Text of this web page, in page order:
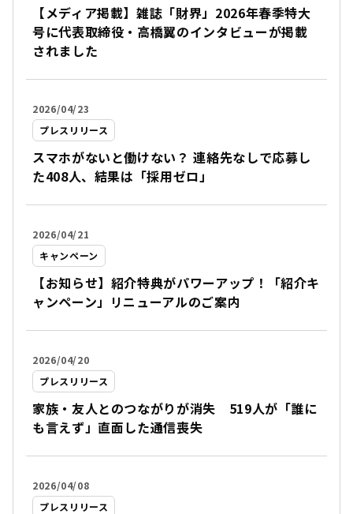
【メディア掲載】雑誌「財界」2026年春季特大
号に代表取締役・高橋翼のインタビューが掲載
されました
2026/04/23
プレスリリース
スマホがないと働けない？ 連絡先なしで応募し
た408人、結果は「採用ゼロ」
2026/04/21
キャンペーン
【お知らせ】紹介特典がパワーアップ！「紹介キ
ャンペーン」リニューアルのご案内
2026/04/20
プレスリリース
家族・友人とのつながりが消失 519人が「誰に
も言えず」直面した通信喪失
2026/04/08
プレスリリース